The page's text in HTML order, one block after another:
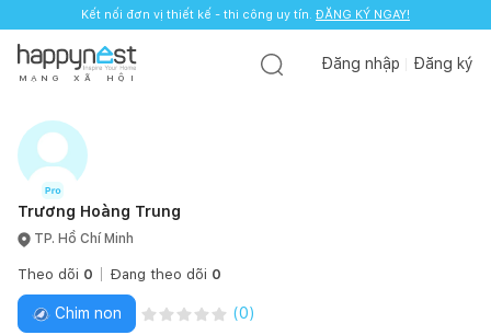
Kết nối đơn vị thiết kế - thi công uy tín. ĐĂNG KÝ NGAY!
M Ạ N G X Ã H Ộ I
Đăng nhập Đăng ký
Trương Hoàng Trung
TP. Hồ Chí Minh
Theo dõi 0 Đang theo dõi 0
Chim non (0)